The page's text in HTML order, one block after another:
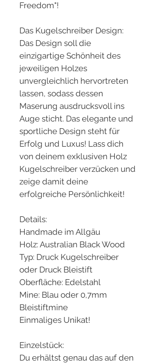
Freedom"!
Das Kugelschreiber Design:
Das Design soll die
einzigartige Schönheit des
jeweiligen Holzes
unvergleichlich hervortreten
lassen, sodass dessen
Maserung ausdrucksvoll ins
Auge sticht. Das elegante und
sportliche Design steht für
Erfolg und Luxus! Lass dich
von deinem exklusiven Holz
Kugelschreiber verzücken und
zeige damit deine
erfolgreiche Persönlichkeit!
Details:
Handmade im Allgäu
Holz: Australian Black Wood
Typ: Druck Kugelschreiber
oder Druck Bleistift
Oberfläche: Edelstahl
Mine: Blau oder 0,7mm
Bleistiftmine
Einmaliges Unikat!
Einzelstück:
Du erhältst genau das auf den